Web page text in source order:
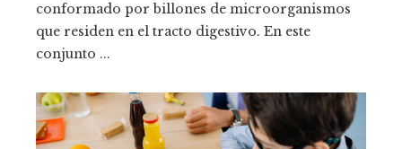
conformado por billones de microorganismos
que residen en el tracto digestivo. En este
conjunto ...